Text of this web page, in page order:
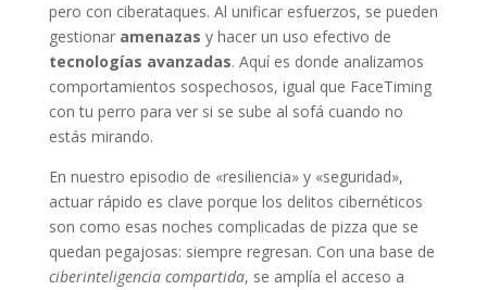
pero con ciberataques. Al unificar esfuerzos, se pueden
gestionar amenazas y hacer un uso efectivo de
tecnologías avanzadas. Aquí es donde analizamos
comportamientos sospechosos, igual que FaceTiming
con tu perro para ver si se sube al sofá cuando no
estás mirando.
En nuestro episodio de «resiliencia» y «seguridad»,
actuar rápido es clave porque los delitos cibernéticos
son como esas noches complicadas de pizza que se
quedan pegajosas: siempre regresan. Con una base de
ciberinteligencia compartida, se amplía el acceso a